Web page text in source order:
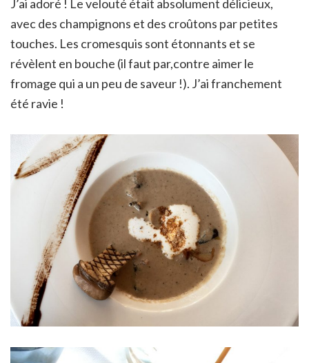
J’ai adoré ! Le velouté était absolument délicieux,
avec des champignons et des croûtons par petites
touches. Les cromesquis sont étonnants et se
révèlent en bouche (il faut par,contre aimer le
fromage qui a un peu de saveur !). J’ai franchement
été ravie !